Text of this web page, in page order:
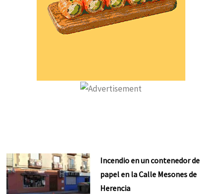
Incendio en un contenedor de
papel en la Calle Mesones de
Herencia